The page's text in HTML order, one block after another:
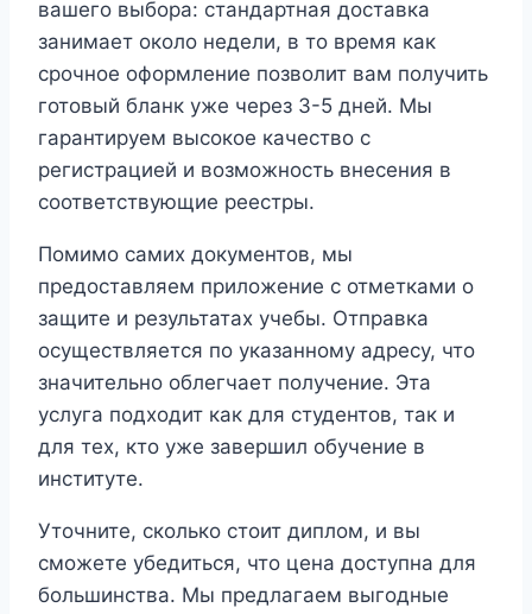
вашего выбора: стандартная доставка
занимает около недели, в то время как
срочное оформление позволит вам получить
готовый бланк уже через 3-5 дней. Мы
гарантируем высокое качество с
регистрацией и возможность внесения в
соответствующие реестры.
Помимо самих документов, мы
предоставляем приложение с отметками о
защите и результатах учебы. Отправка
осуществляется по указанному адресу, что
значительно облегчает получение. Эта
услуга подходит как для студентов, так и
для тех, кто уже завершил обучение в
институте.
Уточните, сколько стоит диплом, и вы
сможете убедиться, что цена доступна для
большинства. Мы предлагаем выгодные